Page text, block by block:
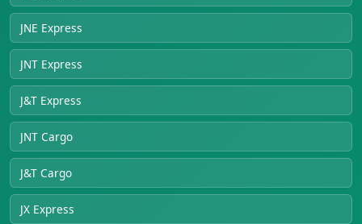
JNE Express
JNT Express
J&T Express
JNT Cargo
J&T Cargo
JX Express